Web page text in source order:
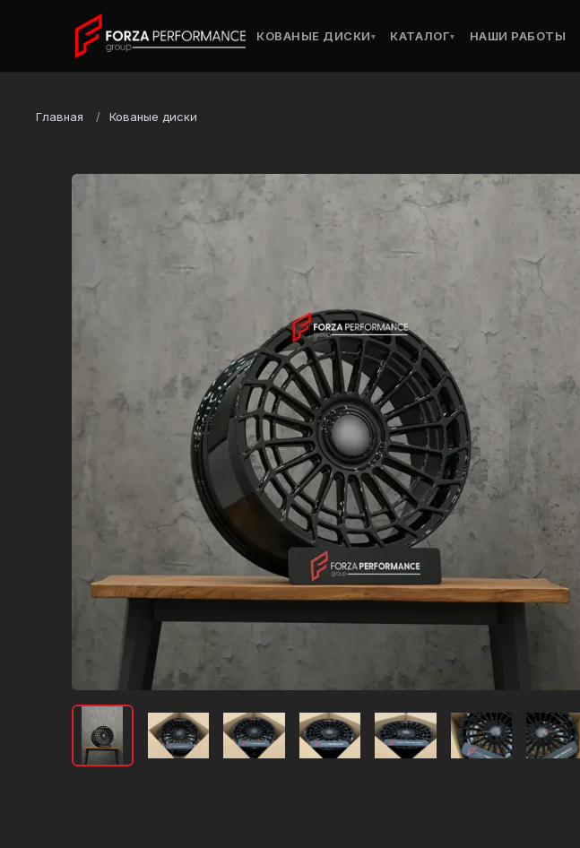
КОВАНЫЕ ДИСКИ▾ КАТАЛОГ▾ НАШИ РАБОТЫ
Главная Кованые диски
Mercedes-Benz